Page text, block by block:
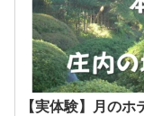
【実体験】月の